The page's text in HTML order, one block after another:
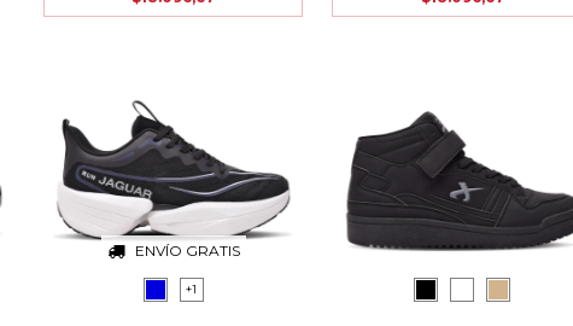
ENVÍO GRATIS
+1